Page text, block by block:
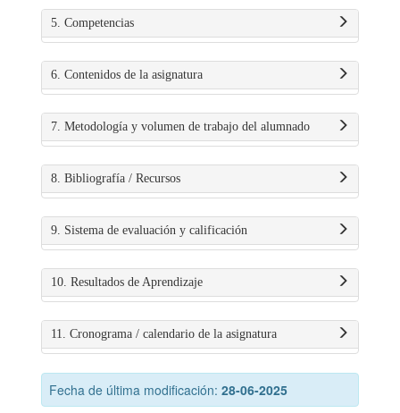
5. Competencias
6. Contenidos de la asignatura
7. Metodología y volumen de trabajo del alumnado
8. Bibliografía / Recursos
9. Sistema de evaluación y calificación
10. Resultados de Aprendizaje
11. Cronograma / calendario de la asignatura
Fecha de última modificación: 28-06-2025